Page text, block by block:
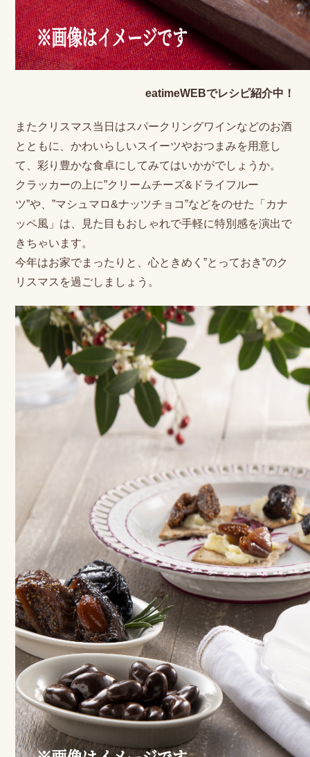
eatimeWEBでレシピ紹介中！
またクリスマス当日はスパークリングワインなどのお酒
とともに、かわいらしいスイーツやおつまみを用意し
て、彩り豊かな食卓にしてみてはいかがでしょうか。
クラッカーの上に”クリームチーズ&ドライフルー
ツ”や、”マシュマロ&ナッツチョコ”などをのせた「カナ
ッペ風」は、見た目もおしゃれで手軽に特別感を演出で
きちゃいます。
今年はお家でまったりと、心ときめく”とっておき”のク
リスマスを過ごしましょう。